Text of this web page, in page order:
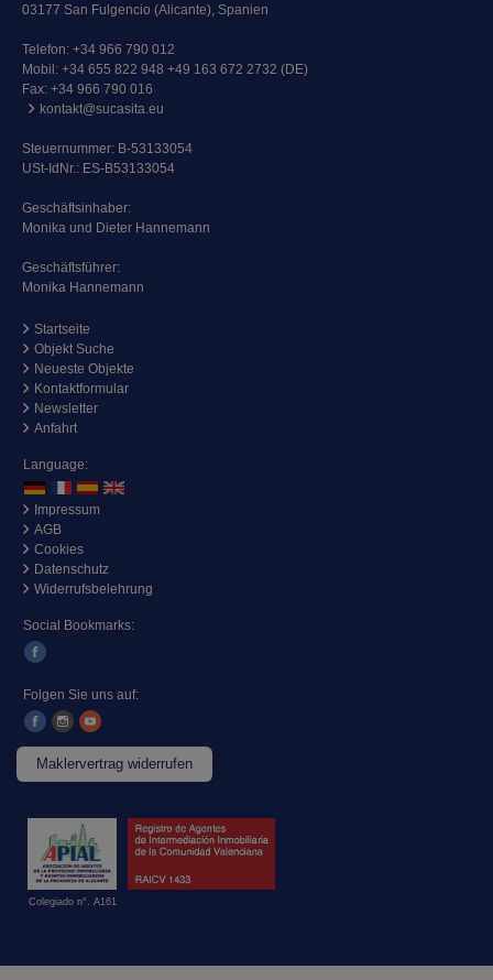
03177 San Fulgencio (Alicante), Spanien
Telefon: +34 966 790 012
Mobil: +34 655 822 948 +49 163 672 2732 (DE)
Fax: +34 966 790 016
kontakt@sucasita.eu
Steuernummer: B-53133054
USt-IdNr.: ES-B53133054
Geschäftsinhaber:
Monika und Dieter Hannemann
Geschäftsführer:
Monika Hannemann
Startseite
Objekt Suche
Neueste Objekte
Kontaktformular
Newsletter
Anfahrt
Language:
Impressum
AGB
Cookies
Datenschutz
Widerrufsbelehrung
Social Bookmarks:
Folgen Sie uns auf:
Maklervertrag widerrufen
Colegiado n°. A161